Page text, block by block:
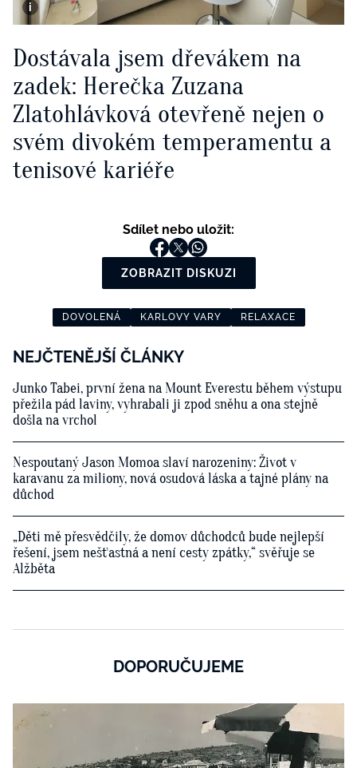
Dostávala jsem dřevákem na
zadek: Herečka Zuzana
Zlatohlávková otevřeně nejen o
svém divokém temperamentu a
tenisové kariéře
Sdílet nebo uložit:
ZOBRAZIT DISKUZI
DOVOLENÁ KARLOVY VARY RELAXACE
NEJČTENĚJŠÍ ČLÁNKY
Junko Tabei, první žena na Mount Everestu během výstupu
přežila pád laviny, vyhrabali ji zpod sněhu a ona stejně
došla na vrchol
Nespoutaný Jason Momoa slaví narozeniny: Život v
karavanu za miliony, nová osudová láska a tajné plány na
důchod
„Děti mě přesvědčily, že domov důchodců bude nejlepší
řešení, jsem nešťastná a není cesty zpátky,“ svěřuje se
Alžběta
DOPORUČUJEME